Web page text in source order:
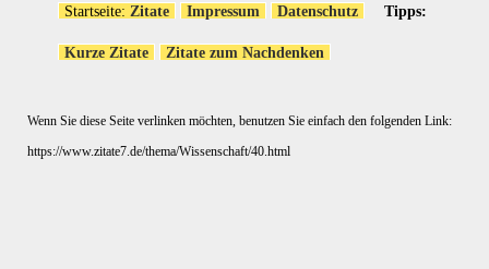
Startseite: Zitate Impressum Datenschutz Tipps:
Kurze Zitate Zitate zum Nachdenken
Wenn Sie diese Seite verlinken möchten, benutzen Sie einfach den folgenden Link:
https://www.zitate7.de/thema/Wissenschaft/40.html